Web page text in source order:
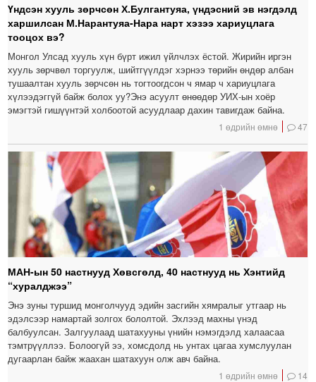
Үндсэн хууль зөрчсөн Х.Булгантуяа, үндэсний эв нэгдэлд
харшилсан М.Нарантуяа-Нара нарт хэзээ хариуцлага
тооцох вэ?
Монгол Улсад хууль хүн бүрт ижил үйлчлэх ёстой. Жирийн иргэн
хууль зөрчвөл торгуулж, шийтгүүлдэг хэрнээ төрийн өндөр албан
тушаалтан хууль зөрчсөн нь тогтоогдсон ч ямар ч хариуцлага
хүлээдэггүй байж болох уу?Энэ асуулт өнөөдөр УИХ-ын хоёр
эмэгтэй гишүүнтэй холбоотой асуудлаар дахин тавигдаж байна.
1 өдрийн өмнө 47
МАН-ын 50 настнууд Хөвсгөлд, 40 настнууд нь Хэнтийд
“хуралджээ”
Энэ зуны туршид монголчууд эдийн засгийн хямралыг утгаар нь
эдэлсээр намартай золгох бололтой. Эхлээд махны үнэд
балбуулсан. Залгуулаад шатахууны үнийн нэмэгдэлд халаасаа
тэмтрүүллээ. Болоогүй ээ, хомсдолд нь унтах цагаа хумслуулан
дугаарлан байж жаахан шатахуун олж авч байна.
1 өдрийн өмнө 14